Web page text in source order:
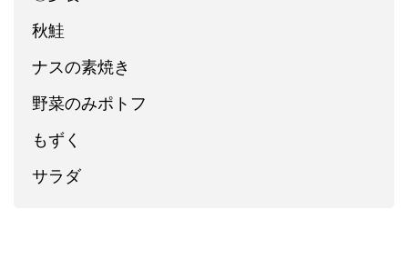
秋鮭
ナスの素焼き
野菜のみポトフ
もずく
サラダ